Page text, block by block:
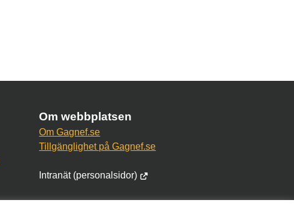
Om webbplatsen
Om Gagnef.se
Tillgänglighet på Gagnef.se
Intranät (personalsidor)